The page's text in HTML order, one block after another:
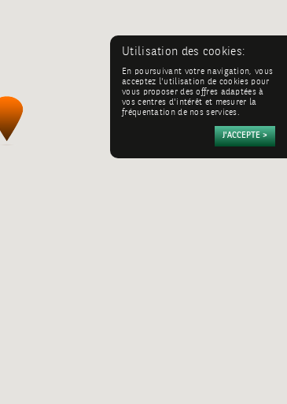
Utilisation des cookies:
En poursuivant votre navigation, vous
acceptez l'utilisation de cookies pour
vous proposer des offres adaptées à
vos centres d'intérêt et mesurer la
fréquentation de nos services.